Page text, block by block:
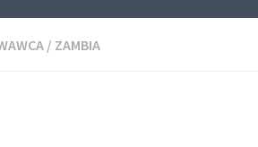
/ ZAMBIA